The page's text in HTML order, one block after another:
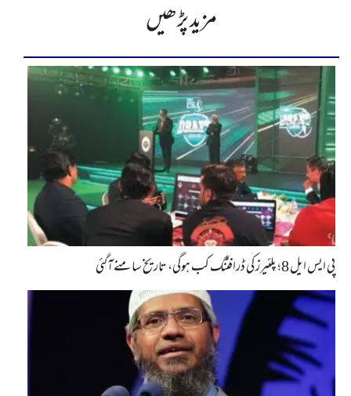
مزید پڑھیں
پی ایس ایل 8؛ پلئیرز کی ڈرافٹنگ کب ہوگی، تاریخ سامنے آگئی